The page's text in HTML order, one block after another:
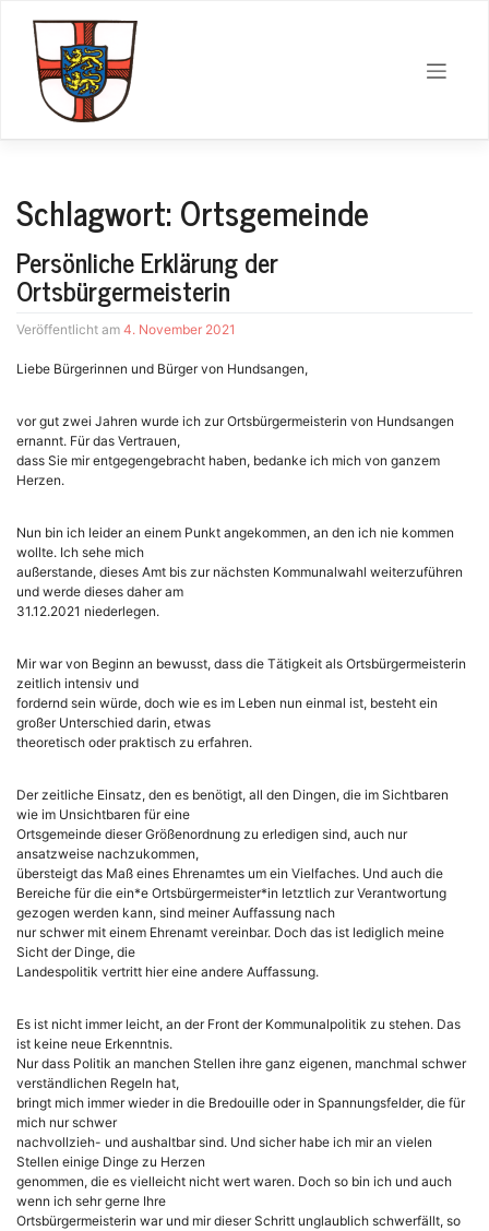
springen
Schlagwort:Ortsgemeinde
Persönliche Erklärung der
Ortsbürgermeisterin
4. November 2021
Liebe Bürgerinnen und Bürger von Hundsangen,
vor gut zwei Jahren wurde ich zur Ortsbürgermeisterin von Hundsangen
ernannt. Für das Vertrauen,
dass Sie mir entgegengebracht haben, bedanke ich mich von ganzem
Herzen.
Nun bin ich leider an einem Punkt angekommen, an den ich nie kommen
wollte. Ich sehe mich
außerstande, dieses Amt bis zur nächsten Kommunalwahl weiterzuführen
und werde dieses daher am
31.12.2021 niederlegen.
Mir war von Beginn an bewusst, dass die Tätigkeit als Ortsbürgermeisterin
zeitlich intensiv und
fordernd sein würde, doch wie es im Leben nun einmal ist, besteht ein
großer Unterschied darin, etwas
theoretisch oder praktisch zu erfahren.
Der zeitliche Einsatz, den es benötigt, all den Dingen, die im Sichtbaren
wie im Unsichtbaren für eine
Ortsgemeinde dieser Größenordnung zu erledigen sind, auch nur
ansatzweise nachzukommen,
übersteigt das Maß eines Ehrenamtes um ein Vielfaches. Und auch die
Bereiche für die ein*e Ortsbürgermeister*in letztlich zur Verantwortung
gezogen werden kann, sind meiner Auffassung nach
nur schwer mit einem Ehrenamt vereinbar. Doch das ist lediglich meine
Sicht der Dinge, die
Landespolitik vertritt hier eine andere Auffassung.
Es ist nicht immer leicht, an der Front der Kommunalpolitik zu stehen. Das
ist keine neue Erkenntnis.
Nur dass Politik an manchen Stellen ihre ganz eigenen, manchmal schwer
verständlichen Regeln hat,
bringt mich immer wieder in die Bredouille oder in Spannungsfelder, die für
mich nur schwer
nachvollzieh- und aushaltbar sind. Und sicher habe ich mir an vielen
Stellen einige Dinge zu Herzen
genommen, die es vielleicht nicht wert waren. Doch so bin ich und auch
wenn ich sehr gerne Ihre
Ortsbürgermeisterin war und mir dieser Schritt unglaublich schwerfällt, so